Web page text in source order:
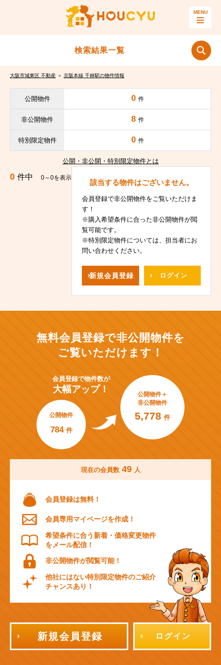
検索結果一覧
大阪市城東区 不動産 ＞ 京阪本線 千林駅の物件情報
公開物件 0 件
非公開物件 8 件
特別限定物件 0 件
公開・非公開・特別限定物件とは
0 件中 0～0を表示
該当する物件はございません。
会員登録で非公開物件をご覧いただけま
す！
※購入希望条件に合った非公開物件が閲
覧可能です。
※特別限定物件については、担当者にお
問い合わせください。
新規会員登録 ログイン
無料会員登録で非公開物件を
ご覧いただけます！
会員登録で物件数が
大幅アップ！
公開物件
784 件
公開物件＋
非公開物件
5,778 件
現在の会員数 49 人
会員登録は無料！
会員専用マイページを作成！
希望条件に合う新着・価格変更物件
をメール配信！
非公開物件が閲覧可能！
他社にはない特別限定物件のご紹介
チャンスあり！
新規会員登録 ログイン